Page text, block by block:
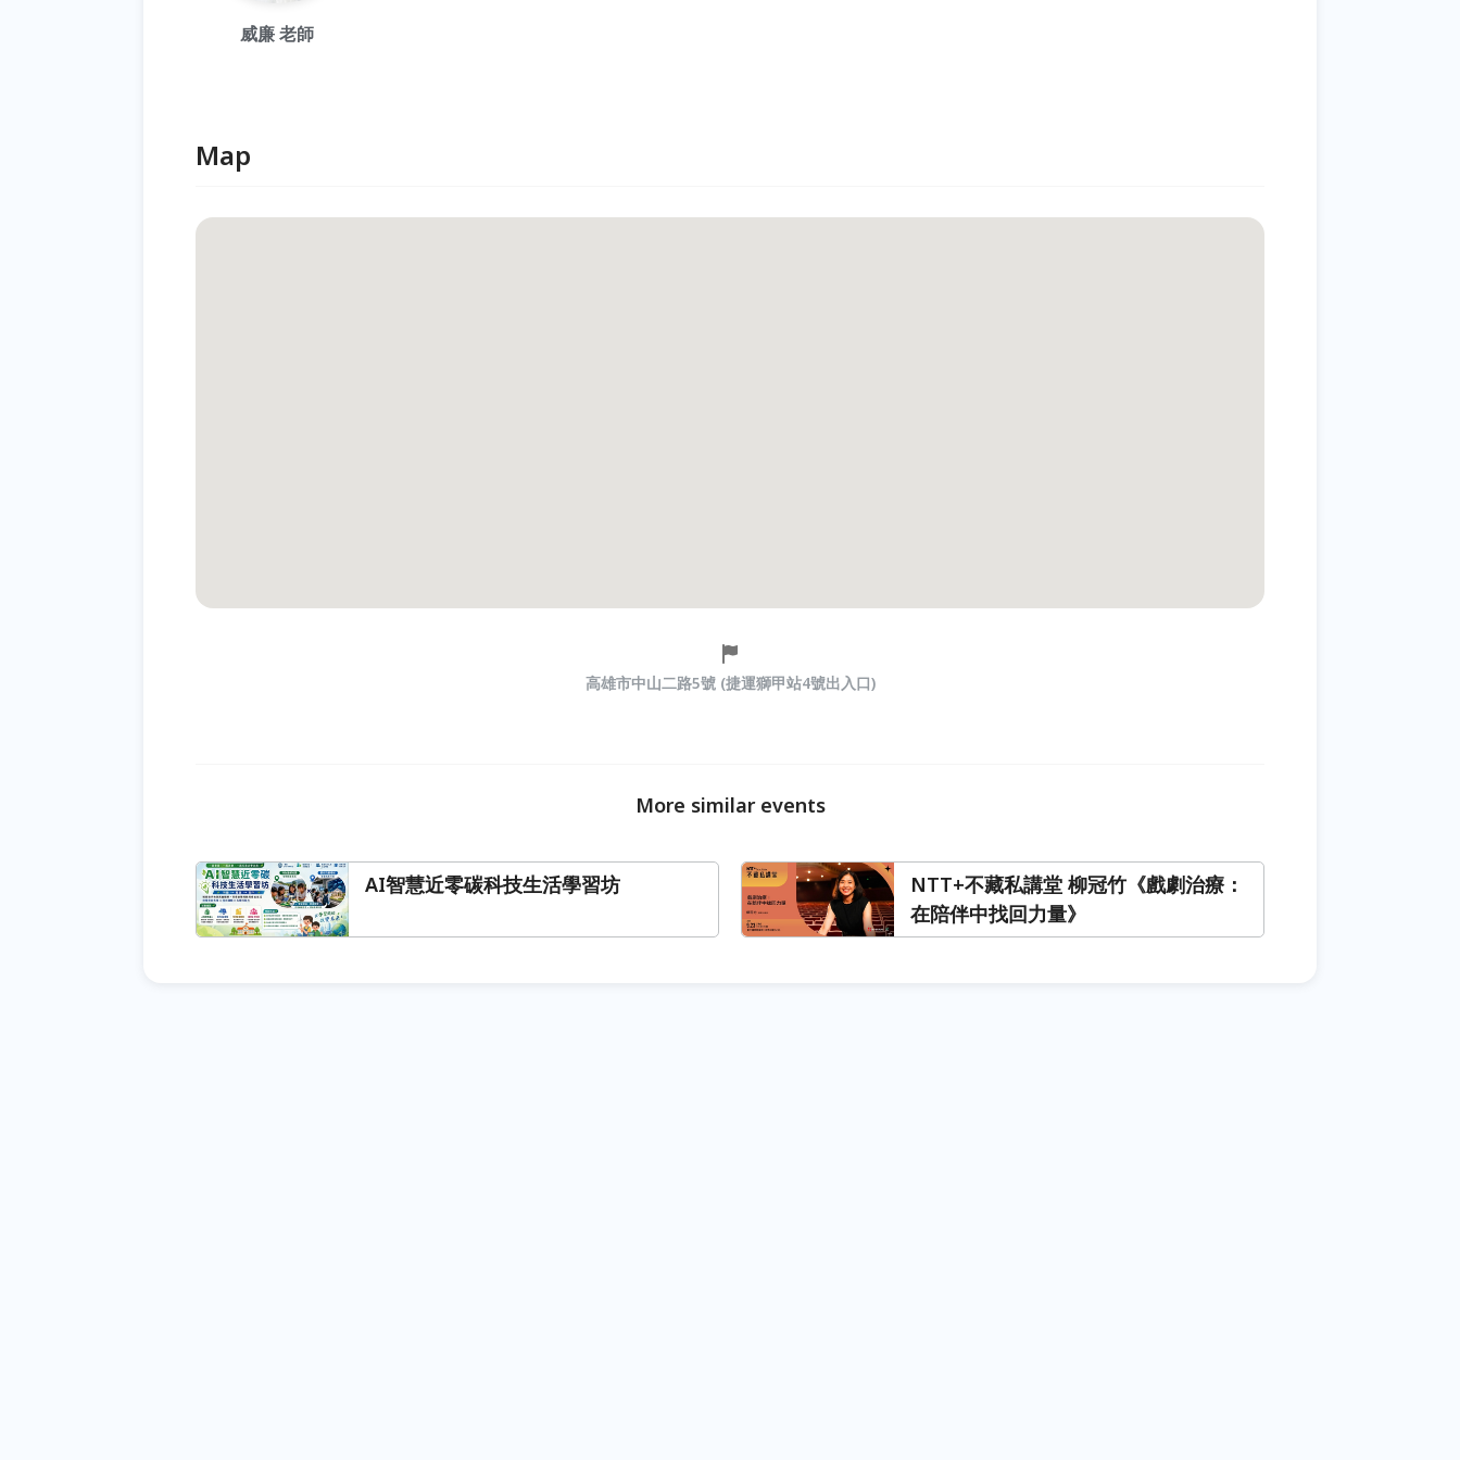
威廉 老師
Map
高雄市中山二路5號 (捷運獅甲站4號出入口)
More similar events
AI智慧近零碳科技生活學習坊
NTT+不藏私講堂 柳冠竹《戲劇治療：
在陪伴中找回力量》